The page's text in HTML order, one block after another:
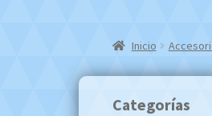
Inicio
Categorías